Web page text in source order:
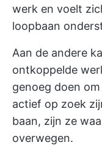
werk en voelt
loopbaan
Aan de andere
ontkoppelde
genoeg doen
actief op zoek
baan, zijn ze
overwegen.